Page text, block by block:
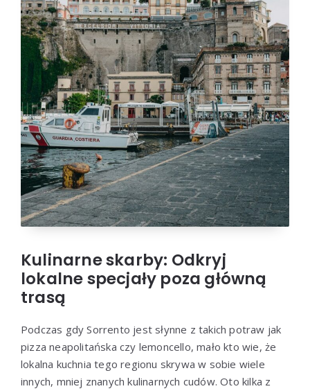
Kulinarne skarby: Odkryj
lokalne specjały poza główną
trasą
Podczas gdy Sorrento jest słynne z takich potraw jak
pizza neapolitańska czy lemoncello, mało kto wie, że
lokalna kuchnia tego regionu skrywa w sobie wiele
innych, mniej znanych kulinarnych cudów. Oto kilka z